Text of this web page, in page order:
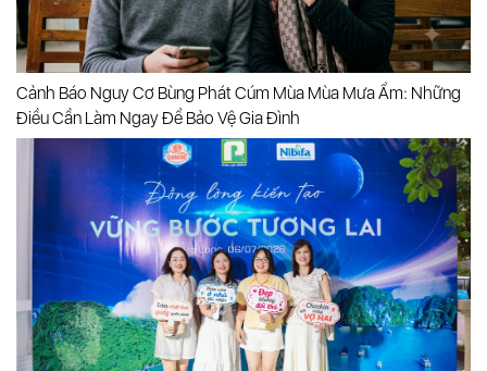
Cảnh Báo Nguy Cơ Bùng Phát Cúm Mùa Mùa Mưa Ẩm: Những
Điều Cần Làm Ngay Để Bảo Vệ Gia Đình